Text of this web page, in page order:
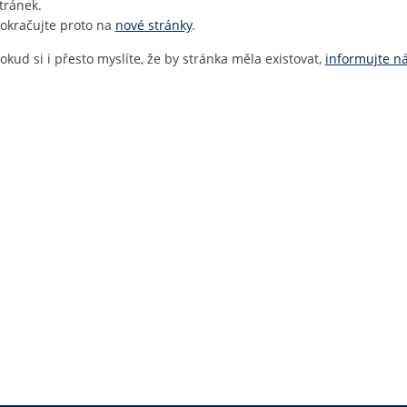
proto na nové stránky.
si i přesto myslíte, že by stránka měla existovat, informujte